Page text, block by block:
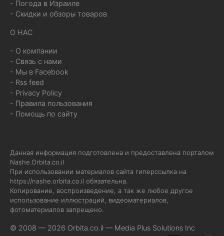
- Погода в Израиле
- Скидки и обзоры товаров
О НАС
- О компании
- Связь с нами
- Мы в Facebook
- Rss feed
- Privacy Policy
- Правила пользования
- Помощь по сайту
Данная информация подготовлена и предоставлена порталом
Nashe.Orbita.co.il
При использовании материалов сайта гиперссылка на
https://nashe.orbita.co.il обязательна.
Копирование, воспроизведение, а так же любое другое
использование иллюстраций, видеоматериалов,
фотоматериалов запрещено.
© 2008 — 2026 Orbita.co.il — Media Plus Solutions Inc